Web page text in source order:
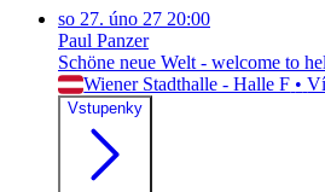
so 27. úno 27 20:00
Paul Panzer
Schöne neue Welt - welcome to
Wiener Stadthalle - Halle F •
Vstupenky